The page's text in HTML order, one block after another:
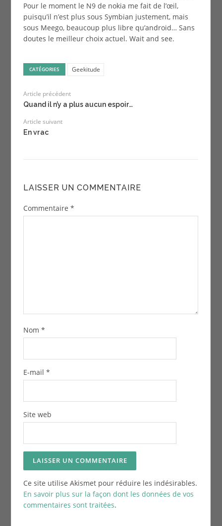
Pour le moment le N9 de nokia me fait de l’œil,
puisqu’il n’est plus sous Symbian justement, mais
sous Meego, beaucoup plus libre qu’android… Sans
doutes le meilleur choix actuel. Wait and see.
CATÉGORIES Geekitude
Article précédent
Quand il n’y a plus aucun espoir…
Article suivant
En vrac
LAISSER UN COMMENTAIRE
Commentaire *
Nom *
E-mail *
Site web
Ce site utilise Akismet pour réduire les indésirables.
En savoir plus sur la façon dont les données de vos
commentaires sont traitées.